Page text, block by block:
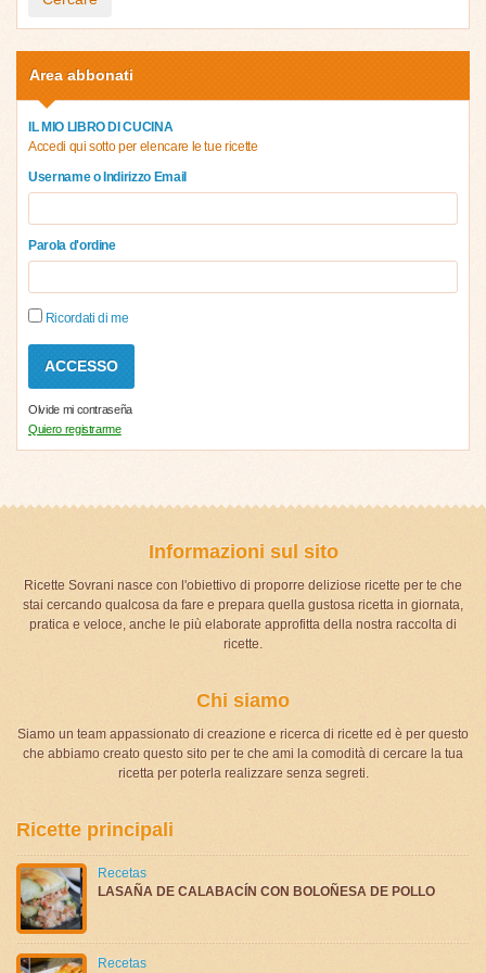
Area abbonati
IL MIO LIBRO DI CUCINA
Accedi qui sotto per elencare le tue ricette
Username o Indirizzo Email
Parola d'ordine
Ricordati di me
Olvide mi contraseña
Quiero registrarme
Informazioni sul sito
Ricette Sovrani nasce con l'obiettivo di proporre deliziose ricette per te che
stai cercando qualcosa da fare e prepara quella gustosa ricetta in giornata,
pratica e veloce, anche le più elaborate approfitta della nostra raccolta di
ricette.
Chi siamo
Siamo un team appassionato di creazione e ricerca di ricette ed è per questo
che abbiamo creato questo sito per te che ami la comodità di cercare la tua
ricetta per poterla realizzare senza segreti.
Ricette principali
Recetas
LASAÑA DE CALABACÍN CON BOLOÑESA DE POLLO
Recetas